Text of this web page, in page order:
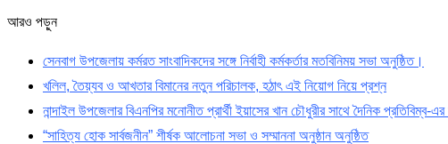
আরও পড়ুন
সেনবাগ উপজেলায় কর্মরত সাংবাদিকদের সঙ্গে নির্বাহী কর্মকর্তার মতবিনিময় সভা অনুষ্ঠিত।
খলিল, তৈয়্যব ও আখতার বিমানের নতুন পরিচালক, হঠাৎ এই নিয়োগ নিয়ে প্রশ্ন
নান্দাইল উপজেলার বিএনপির মনোনীত প্রার্থী ইয়াসের খান চৌধুরীর সাথে দৈনিক
“সাহিত্য হোক সার্বজনীন” শীর্ষক আলোচনা সভা ও সম্মাননা অনুষ্ঠান অনুষ্ঠিত